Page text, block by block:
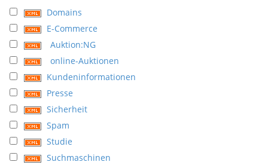
Domains
E-Commerce
Auktion:NG
online-Auktionen
Kundeninformationen
Presse
Sicherheit
Spam
Studie
Suchmaschinen